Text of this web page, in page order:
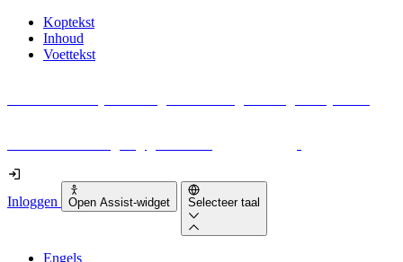
Koptekst
Inhoud
Voettekst
Inloggen Open Assist-widget Selecteer taal
Engels